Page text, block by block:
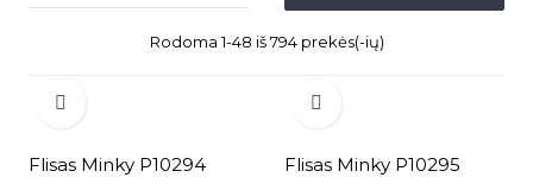
Rodoma 1-48 iš 794 prekės(-ių)

Flisas Minky P10294

Flisas Minky P10295